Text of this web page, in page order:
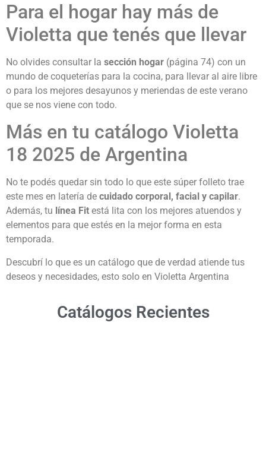
Para el hogar hay más de
Violetta que tenés que llevar
No olvides consultar la sección hogar (página 74) con un
mundo de coqueterías para la cocina, para llevar al aire libre
o para los mejores desayunos y meriendas de este verano
que se nos viene con todo.
Más en tu catálogo Violetta
18 2025 de Argentina
No te podés quedar sin todo lo que este súper folleto trae
este mes en latería de cuidado corporal, facial y capilar.
Además, tu línea Fit está lita con los mejores atuendos y
elementos para que estés en la mejor forma en esta
temporada.
Descubrí lo que es un catálogo que de verdad atiende tus
deseos y necesidades, esto solo en Violetta Argentina
Catálogos Recientes